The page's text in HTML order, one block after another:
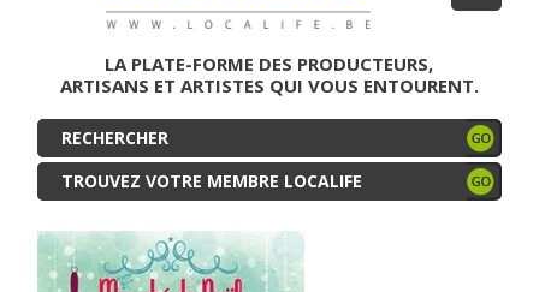
LA PLATE-FORME DES PRODUCTEURS,
ARTISANS ET ARTISTES QUI VOUS ENTOURENT.
TROUVEZ VOTRE MEMBRE LOCALIFE